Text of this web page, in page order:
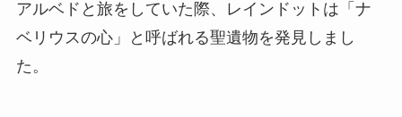
アルベドと旅をしていた際、レインドットは「ナ
ベリウスの心」と呼ばれる聖遺物を発見しまし
た。